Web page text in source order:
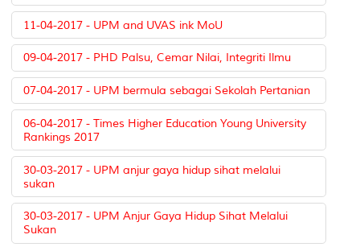
11-04-2017 - UPM and UVAS ink MoU
09-04-2017 - PHD Palsu, Cemar Nilai, Integriti Ilmu
07-04-2017 - UPM bermula sebagai Sekolah Pertanian
06-04-2017 - Times Higher Education Young University
Rankings 2017
30-03-2017 - UPM anjur gaya hidup sihat melalui
sukan
30-03-2017 - UPM Anjur Gaya Hidup Sihat Melalui
Sukan